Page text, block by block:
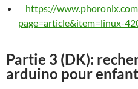
https://
page=article&item=linux-
Partie 3 (DK):
arduino pour enfant